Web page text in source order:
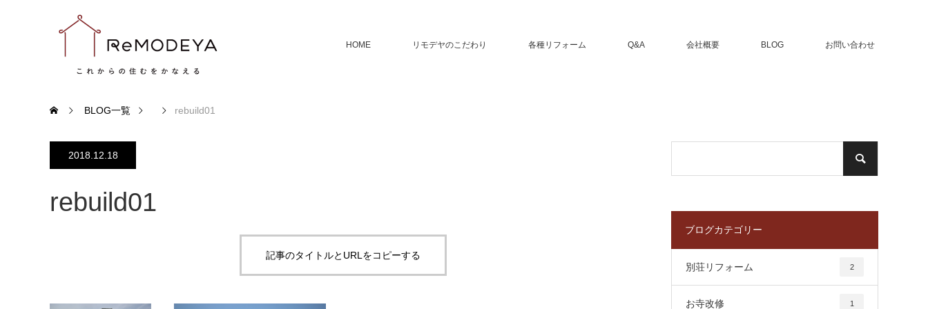
HOME リモデヤのこだわり 各種リフォーム Q&A 会社概要 BLOG お問い合わせ
BLOG一覧 rebuild01
2018.12.18
rebuild01
記事のタイトルとURLをコピーする
ブログカテゴリー
別荘リフォーム 2
お寺改修 1